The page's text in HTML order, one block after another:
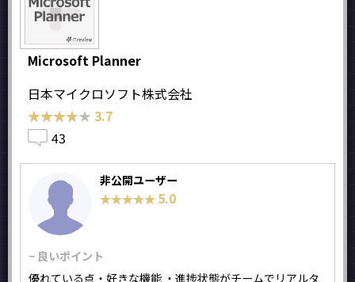
Microsoft Planner
日本マイクロソフト株式会社
★★★★★
★★★★★ 3.7
43
非公開ユーザー
★★★★★
★★★★★ 5.0
− 良いポイント
優れている点・好きな機能 ・進捗状態がチームでリアルタ